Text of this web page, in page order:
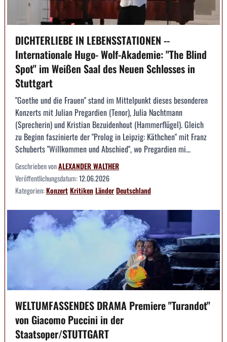
DICHTERLIEBE IN LEBENSSTATIONEN --
Internationale Hugo- Wolf-Akademie: "The Blind
Spot" im Weißen Saal des Neuen Schlosses in
Stuttgart
"Goethe und die Frauen" stand im Mittelpunkt dieses besonderen
Konzerts mit Julian Pregardien (Tenor), Julia Nachtmann
(Sprecherin) und Kristian Bezuidenhout (Hammerflügel). Gleich
zu Beginn faszinierte der "Prolog in Leipzig: Käthchen" mit Franz
Schuberts "Willkommen und Abschied", wo Pregardien mi...
Geschrieben vonALEXANDER WALTHER
Veröffentlichungsdatum:12.06.2026
Kategorien:KonzertKritikenLänderDeutschland
WELTUMFASSENDES DRAMA Premiere "Turandot"
von Giacomo Puccini in der
Staatsoper/STUTTGART